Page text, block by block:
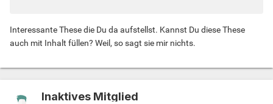
Interessante These die Du da aufstellst. Kannst Du diese These
auch mit Inhalt füllen? Weil, so sagt sie mir nichts.
Inaktives Mitglied